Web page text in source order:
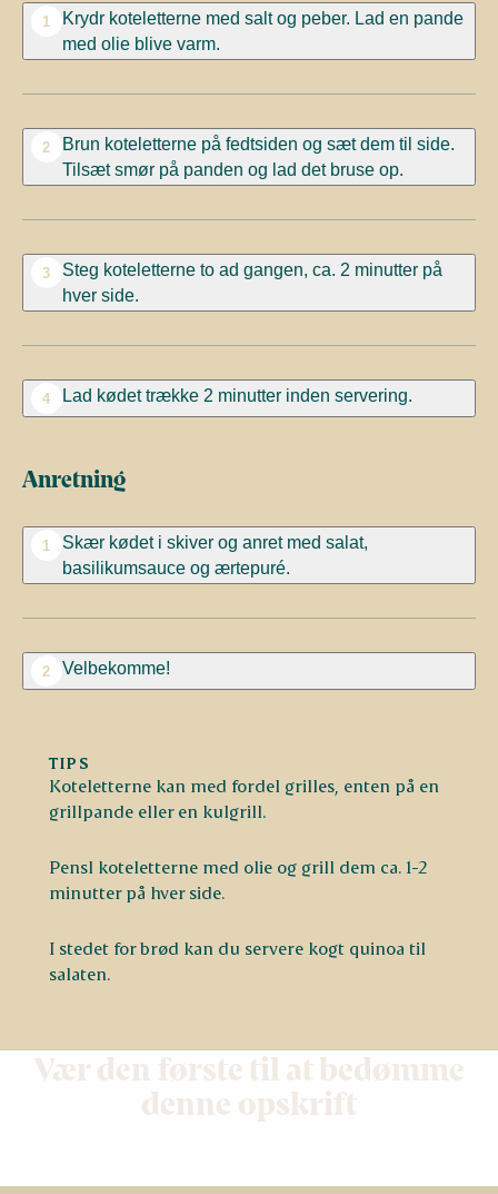
1
Krydr koteletterne med salt og peber. Lad en pande
med olie blive varm.
2
Brun koteletterne på fedtsiden og sæt dem til side.
Tilsæt smør på panden og lad det bruse op.
3
Steg koteletterne to ad gangen, ca. 2 minutter på
hver side.
4 Lad kødet trække 2 minutter inden servering.
Anretning
1
Skær kødet i skiver og anret med salat,
basilikumsauce og ærtepuré.
2 Velbekomme!
TIPS
Koteletterne kan med fordel grilles, enten på en
grillpande eller en kulgrill.
Pensl koteletterne med olie og grill dem ca. 1-2
minutter på hver side.
I stedet for brød kan du servere kogt quinoa til
salaten.
Vær den første til at bedømme
denne opskrift